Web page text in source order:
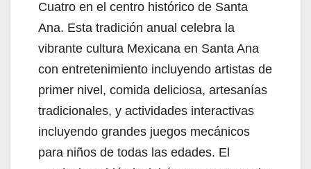
Cuatro en el centro histórico de Santa
Ana. Esta tradición anual celebra la
vibrante cultura Mexicana en Santa Ana
con entretenimiento incluyendo artistas de
primer nivel, comida deliciosa, artesanías
tradicionales, y actividades interactivas
incluyendo grandes juegos mecánicos
para niños de todas las edades. El